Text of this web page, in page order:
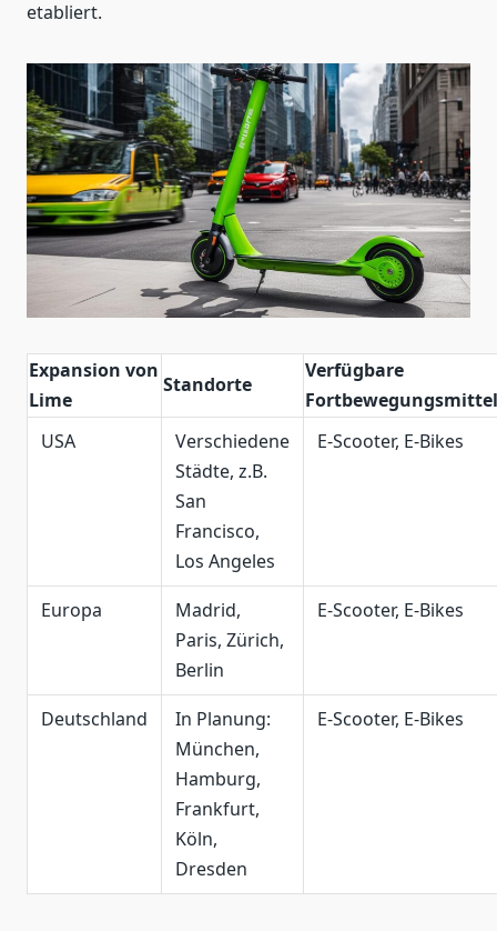
etabliert.
Expansion von
Lime
Standorte
Verfügbare
Fortbewegungsmittel
USA
Verschiedene
Städte, z.B.
San
Francisco,
Los Angeles
E-Scooter, E-Bikes
Europa
Madrid,
Paris, Zürich,
Berlin
E-Scooter, E-Bikes
Deutschland
In Planung:
München,
Hamburg,
Frankfurt,
Köln,
Dresden
E-Scooter, E-Bikes